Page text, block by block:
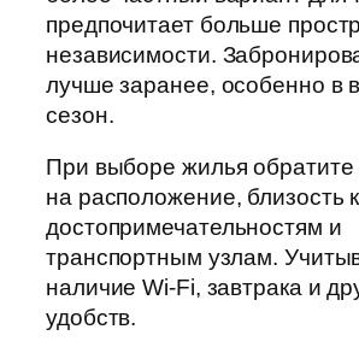
предпочитает больше
независимости.
лучше заранее, особенно в
сезон.
При выборе жилья
на расположение, близость к
достопримечательностям и
транспортным узлам.
наличие Wi-Fi, завтрака и
удобств.